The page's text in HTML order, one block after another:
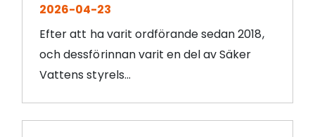
2026-04-23
Efter att ha varit ordförande sedan 2018,
och dessförinnan varit en del av Säker
Vattens styrels...